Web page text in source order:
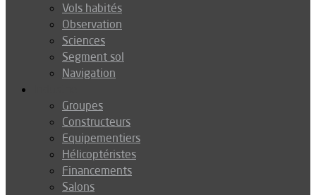
Vols habités
Observation
Sciences
Segment sol
Navigation
Groupes
Constructeurs
Equipementiers
Hélicoptéristes
Financements
Salons